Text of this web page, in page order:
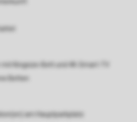
Kingsize-Bett und 4K-Smart-TV
Betten
am Hauptparkplatz